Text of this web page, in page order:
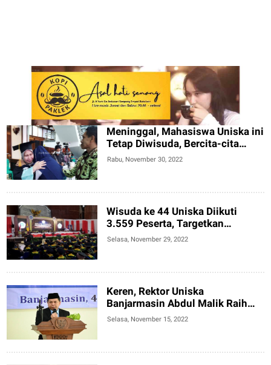
Meninggal, Mahasiswa Uniska ini
Tetap Diwisuda, Bercita-cita
Berangkatkan Orang Tuanya Haji
Rabu, November 30, 2022
Wisuda ke 44 Uniska Diikuti
3.559 Peserta, Targetkan
Akreditasi Internasional
Selasa, November 29, 2022
Keren, Rektor Uniska
Banjarmasin Abdul Malik Raih
Gelar ASEAN Engineering
Selasa, November 15, 2022